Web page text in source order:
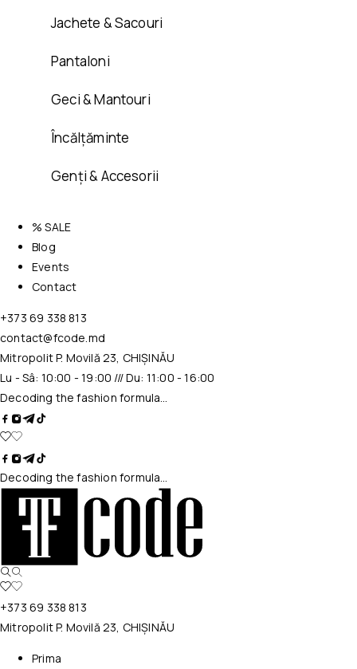
Jachete & Sacouri
Pantaloni
Geci & Mantouri
Încălțăminte
Genți & Accesorii
% SALE
Blog
Events
Contact
+373 69 338 813
contact@fcode.md
Mitropolit P. Movilă 23, CHIȘINĂU
Lu - Sâ: 10:00 - 19:00 /// Du: 11:00 - 16:00
Decoding the fashion formula…
Decoding the fashion formula…
+373 69 338 813
Mitropolit P. Movilă 23, CHIȘINĂU
Prima